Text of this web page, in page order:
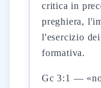
critica in
preghiera,
l'esercizio
formativa.
Gc 3:1 —